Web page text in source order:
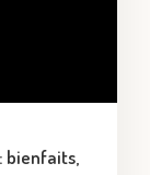
bienfaits,